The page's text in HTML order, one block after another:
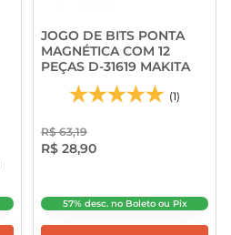
JOGO DE BITS PONTA
MAGNÉTICA COM 12
PEÇAS D-31619 MAKITA
(1)
R$ 63,19
R$ 28,90
57% desc. no Boleto ou Pix